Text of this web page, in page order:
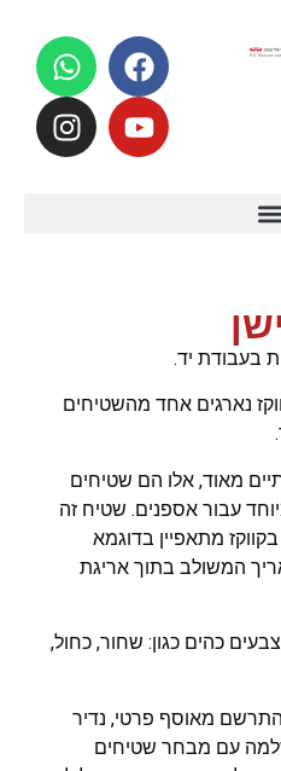
בעבודת יד.
נארגים אחד מהשטיחים
מאוד, אלו הם שטיחים
עבור אספנים. שטיח זה
מתאפיין בדוגמא
המשולב בתוך אריגת
כהים כגון: שחור, כחול,
מאוסף פרטי, נדיר
עם מבחר שטיחים